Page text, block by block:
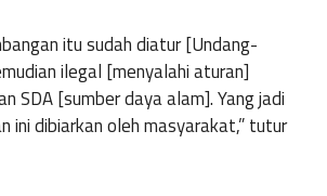
itu sudah diatur [Undang-
ilegal [menyalahi aturan]
SDA [sumber daya alam]. Yang jadi
ini dibiarkan oleh masyarakat,” tutur